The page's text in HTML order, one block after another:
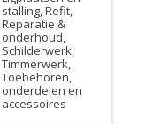
stalling, Refit,
Reparatie &
onderhoud,
Schilderwerk,
Timmerwerk,
Toebehoren,
onderdelen en
accessoires